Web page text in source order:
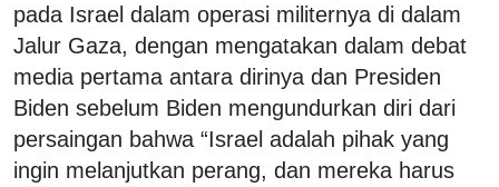
pada Israel dalam operasi militernya di dalam
Jalur Gaza, dengan mengatakan dalam debat
media pertama antara dirinya dan Presiden
Biden sebelum Biden mengundurkan diri dari
persaingan bahwa “Israel adalah pihak yang
ingin melanjutkan perang, dan mereka harus